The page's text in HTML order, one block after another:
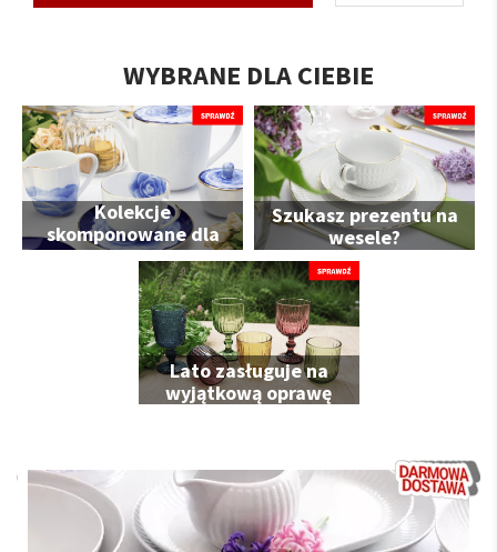
WYBRANE DLA CIEBIE
Kolekcje
skomponowane dla
Ciebie
Szukasz prezentu na
wesele?
Lato zasługuje na
wyjątkową oprawę